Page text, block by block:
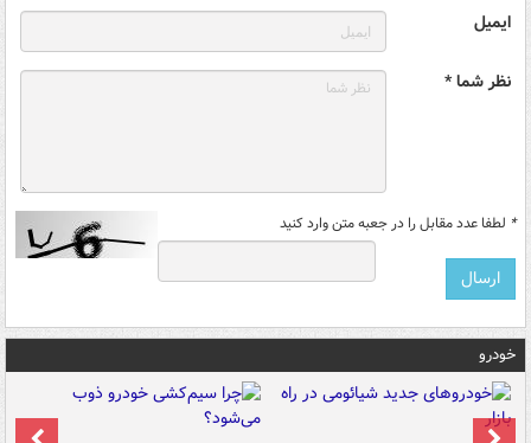
ایمیل
نظر شما *
* لطفا عدد مقابل را در جعبه متن وارد کنید
خودرو